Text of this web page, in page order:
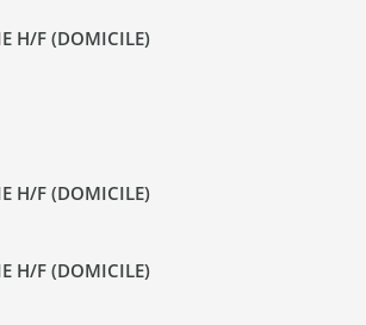
H/F (DOMICILE)
H/F (DOMICILE)
H/F (DOMICILE)